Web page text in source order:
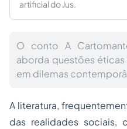
artificial do Jus.
O conto A
aborda questões
em dilemas
A literatura,
das realidades sociais,